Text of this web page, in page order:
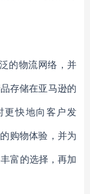
的物流网络，并
存储在亚马逊的
更快地向客户发
购物体验，并为
富的选择，再加